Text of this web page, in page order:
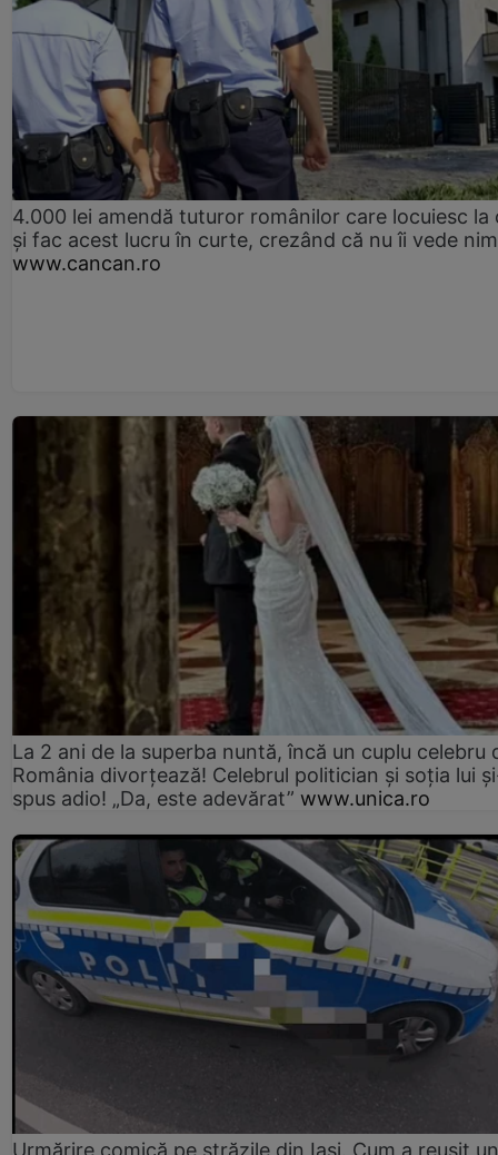
4.000 lei amendă tuturor românilor care locuiesc la
și fac acest lucru în curte, crezând că nu îi vede
www.cancan.ro
La 2 ani de la superba nuntă, încă un cuplu celebru
România divorțează! Celebrul politician și soția lui
spus adio! „Da, este adevărat” www.unica.ro
Urmărire comică pe străzile din Iași. Cum a reușit un